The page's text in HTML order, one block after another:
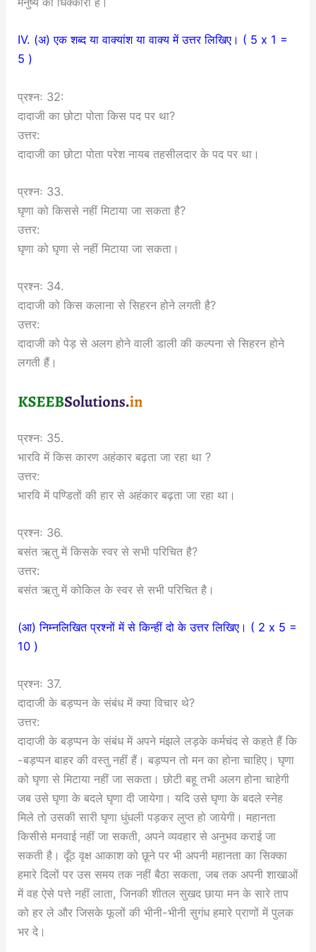
IV. (अ) एक शब्द या वाक्यांश या वाक्य में उत्तर लिखिए। ( 5 x 1 =
5 )
प्रश्नः 32:
दादाजी का छोटा पोता किस पद पर था?
उत्तर:
दादाजी का छोटा पोता परेश नायब तहसीलदार के पद पर था।
प्रश्नः 33.
घृणा को किससे नहीं मिटाया जा सकता है?
उत्तर:
घृणा को घृणा से नहीं मिटाया जा सकता।
प्रश्नः 34.
दादाजी को किस कलाना से सिहरन होने लगती है?
उत्तर:
दादाजी को पेड़ से अलग होने वाली डाली की कल्पना से सिहरन होने
लगती हैं।
प्रश्नः 35.
भारवि में किस कारण अहंकार बढ़ता जा रहा था ?
उत्तर:
भारवि में पण्डितों की हार से अहंकार बढ़ता जा रहा था।
प्रश्नः 36.
बसंत ऋतु में किसके स्वर से सभी परिचित है?
उत्तर:
बसंत ऋतु में कोकिल के स्वर से सभी परिचित है।
(आ) निम्नलिखित प्रश्नों में से किन्हीं दो के उत्तर लिखिए। ( 2 x 5 =
10 )
प्रश्नः 37.
दादाजी के बड़प्पन के संबंध में क्या विचार थे?
उत्तर:
दादाजी के बड़प्पन के संबंध में अपने मंझले लड़के कर्मचंद से कहते हैं कि
-बड़प्पन बाहर की वस्तु नहीं हैं। बड़प्पन तो मन का होना चाहिए। घृणा
को घृणा से मिटाया नहीं जा सकता। छोटी बहू तभी अलग होना चाहेगी
जब उसे घृणा के बदले घृणा दी जायेगा। यदि उसे घृणा के बदले स्नेह
मिले तो उसकी सारी घृणा धुंधली पड़कर लुप्त हो जायेगी। महानता
किसीसे मनवाई नहीं जा सकती, अपने व्यवहार से अनुभव कराई जा
सकती है। दूँठ वृक्ष आकाश को छूने पर भी अपनी महानता का सिक्का
हमारे दिलों पर उस समय तक नहीं बैठा सकता, जब तक अपनी शाखाओं
में वह ऐसे पत्ते नहीं लाता, जिनकी शीतल सुखद छाया मन के सारे ताप
को हर ले और जिसके फूलों की भीनी-भीनी सुगंध हमारे प्राणों में पुलक
भर दे।